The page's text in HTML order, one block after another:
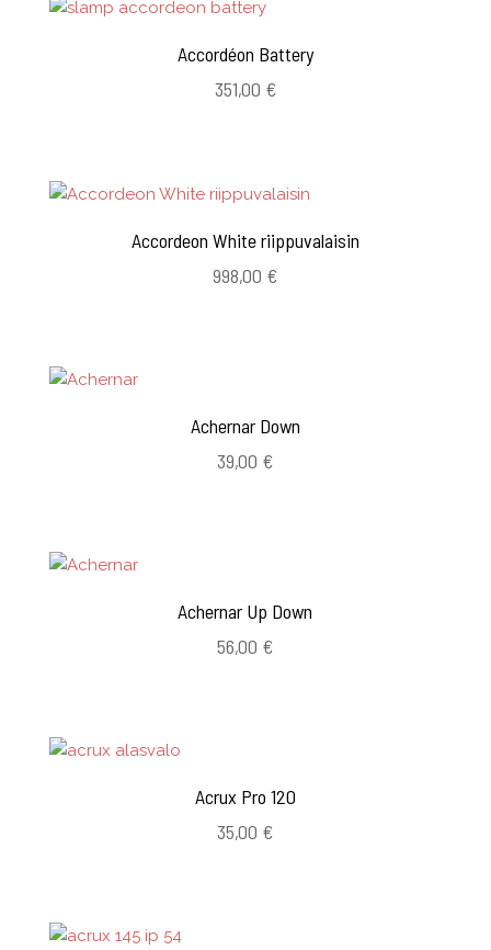
Accordéon Battery
351,00 €
Accordeon White riippuvalaisin
998,00 €
Achernar Down
39,00 €
Achernar Up Down
56,00 €
Acrux Pro 120
35,00 €